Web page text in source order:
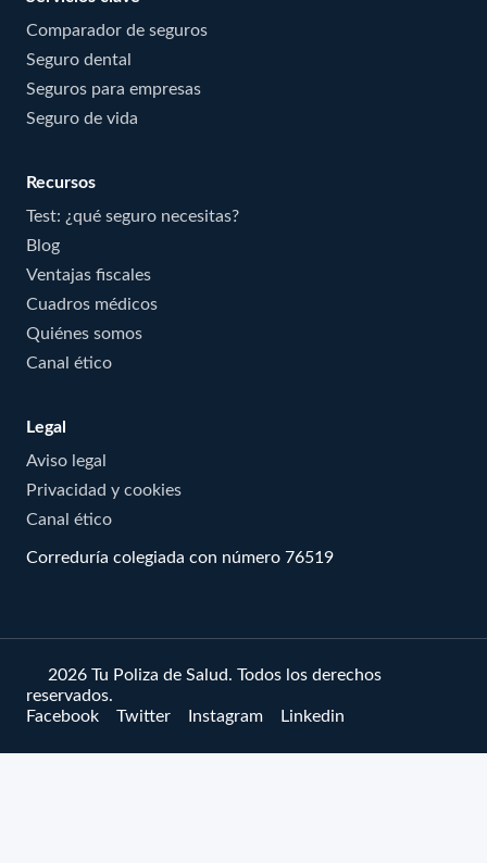
Comparador de seguros
Seguro dental
Seguros para empresas
Seguro de vida
Recursos
Test: ¿qué seguro necesitas?
Blog
Ventajas fiscales
Cuadros médicos
Quiénes somos
Canal ético
Legal
Aviso legal
Privacidad y cookies
Canal ético
Correduría colegiada con número 76519
© 2026 Tu Poliza de Salud. Todos los derechos
reservados.
Facebook
Twitter Instagram Linkedin